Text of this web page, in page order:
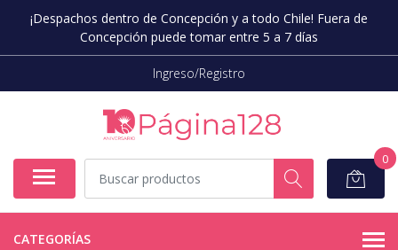
¡Despachos dentro de Concepción y a todo Chile! Fuera de
Concepción puede tomar entre 5 a 7 días
Ingreso/Registro
0
CATEGORÍAS